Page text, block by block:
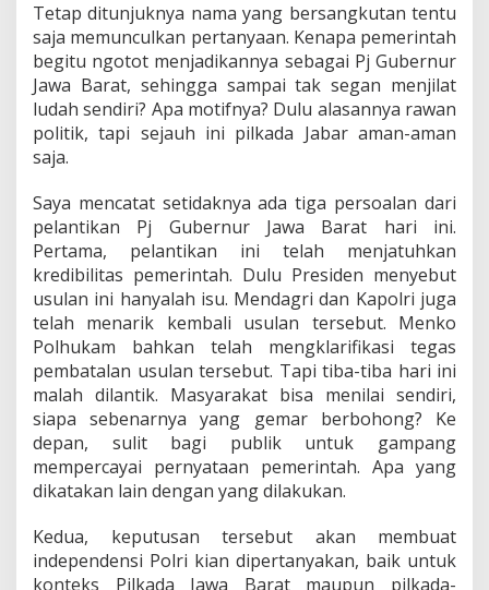
Tetap ditunjuknya nama yang bersangkutan tentu
saja memunculkan pertanyaan. Kenapa pemerintah
begitu ngotot menjadikannya sebagai Pj Gubernur
Jawa Barat, sehingga sampai tak segan menjilat
ludah sendiri? Apa motifnya? Dulu alasannya rawan
politik, tapi sejauh ini pilkada Jabar aman-aman
saja.
Saya mencatat setidaknya ada tiga persoalan dari
pelantikan Pj Gubernur Jawa Barat hari ini.
Pertama, pelantikan ini telah menjatuhkan
kredibilitas pemerintah. Dulu Presiden menyebut
usulan ini hanyalah isu. Mendagri dan Kapolri juga
telah menarik kembali usulan tersebut. Menko
Polhukam bahkan telah mengklarifikasi tegas
pembatalan usulan tersebut. Tapi tiba-tiba hari ini
malah dilantik. Masyarakat bisa menilai sendiri,
siapa sebenarnya yang gemar berbohong? Ke
depan, sulit bagi publik untuk gampang
mempercayai pernyataan pemerintah. Apa yang
dikatakan lain dengan yang dilakukan.
Kedua, keputusan tersebut akan membuat
independensi Polri kian dipertanyakan, baik untuk
konteks Pilkada Jawa Barat maupun pilkada-